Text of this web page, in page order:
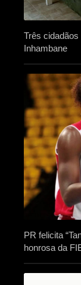
Três
Inhambane
PR felicita
honrosa da